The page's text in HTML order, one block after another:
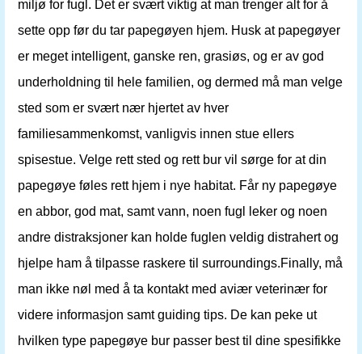
miljø for fugl. Det er svært viktig at man trenger alt for å
sette opp før du tar papegøyen hjem. Husk at papegøyer
er meget intelligent, ganske ren, grasiøs, og er av god
underholdning til hele familien, og dermed må man velge
sted som er svært nær hjertet av hver
familiesammenkomst, vanligvis innen stue ellers
spisestue. Velge rett sted og rett bur vil sørge for at din
papegøye føles rett hjem i nye habitat. Får ny papegøye
en abbor, god mat, samt vann, noen fugl leker og noen
andre distraksjoner kan holde fuglen veldig distrahert og
hjelpe ham å tilpasse raskere til surroundings.Finally, må
man ikke nøl med å ta kontakt med aviær veterinær for
videre informasjon samt guiding tips. De kan peke ut
hvilken type papegøye bur passer best til dine spesifikke